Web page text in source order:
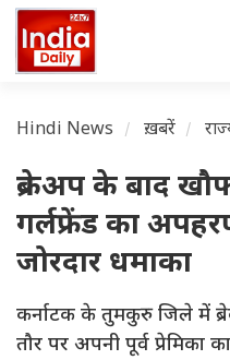
Hindi News ख़बरें
ब्रेकअप के बाद
गर्लफ्रेंड का
जोरदार धमाका
कर्नाटक के तुमकुरु जिले में
तौर पर अपनी पूर्व प्रेमिका